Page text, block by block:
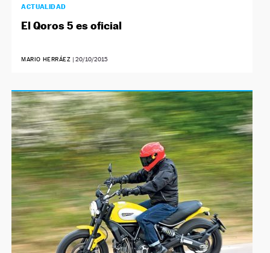
ACTUALIDAD
El Qoros 5 es oficial
MARIO HERRÁEZ | 20/10/2015